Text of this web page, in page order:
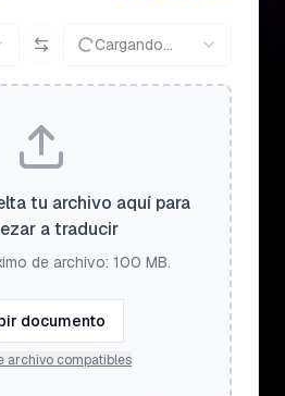
Cargando...
tu archivo aquí para
a traducir
de archivo: 100 MB.
documento
archivo compatibles